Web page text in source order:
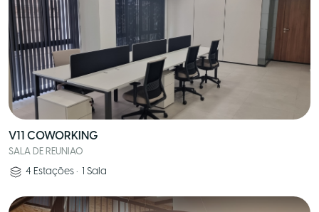
V11 COWORKING
SALA DE REUNIAO
4 Estações • 1 Sala